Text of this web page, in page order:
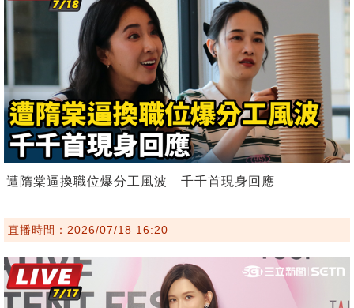
遭隋棠逼換職位爆分工風波 千千首現身回應
直播時間：2026/07/18 16:20